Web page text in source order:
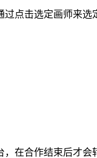
点击选定画师来选
在合作结束后才会